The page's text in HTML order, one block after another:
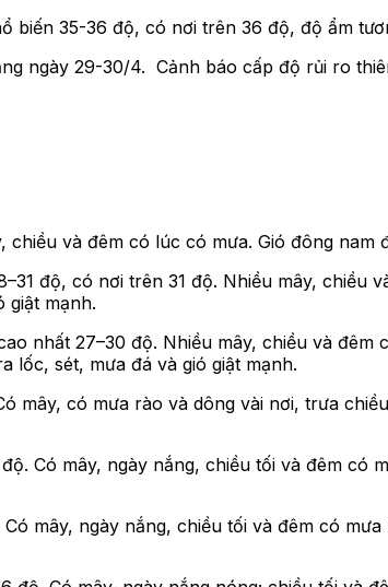
35-36 độ, có nơi trên 36 độ, độ ẩm
ngày 29-30/4. Cảnh báo cấp độ rủi ro
và đêm có lúc có mưa. Gió đông nam
độ, có nơi trên 31 độ. Nhiều mây, chiều
giật mạnh.
nhất 27–30 độ. Nhiều mây, chiều và
lốc, sét, mưa đá và gió giật mạnh.
mây, có mưa rào và dông vài nơi, trưa
Có mây, ngày nắng, chiều tối và đêm có
mây, ngày nắng, chiều tối và đêm có